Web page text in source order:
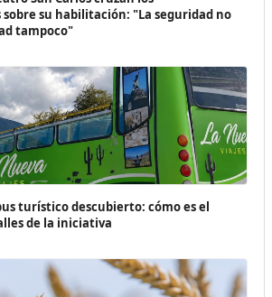
su habilitación: "La seguridad no
tampoco"
turístico descubierto: cómo es el
de la iniciativa